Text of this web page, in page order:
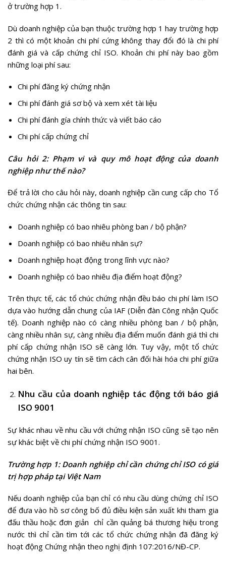
ở trường hợp 1.
Dù doanh nghiệp của bạn thuộc trường hợp 1 hay trường hợp
2 thì có một khoản chi phí cứng không thay đổi đó là chi phí
đánh giá và cấp chứng chỉ ISO. Khoản chi phí này bao gồm
những loại phí sau:
Chi phí đăng ký chứng nhận
Chi phí đánh giá sơ bộ và xem xét tài liệu
Chi phí đánh gía chính thức và viết báo cáo
Chi phí cấp chứng chỉ
Câu hỏi 2: Phạm vi và quy mô hoạt động của doanh
nghiệp như thế nào?
Để trả lời cho câu hỏi này, doanh nghiệp cần cung cấp cho Tổ
chức chứng nhận các thông tin sau:
Doanh nghiệp có bao nhiêu phòng ban / bộ phận?
Doanh nghiệp có bao nhiêu nhân sự?
Doanh nghiệp hoạt động trong lĩnh vực nào?
Doanh nghiệp có bao nhiêu địa điểm hoạt động?
Trên thực tế, các tổ chúc chứng nhận đều báo chi phí làm ISO
dựa vào hướng dẫn chung của IAF (Diễn đàn Công nhận Quốc
tế). Doanh nghiệp nào có càng nhiều phòng ban / bộ phận,
càng nhiều nhân sự, càng nhiều địa điểm muốn đánh giá thì chi
phí cấp chứng nhận ISO sẽ càng lớn. Tuy vậy, một tổ chức
chứng nhận ISO uy tín sẽ tìm cách cân đối hài hóa chi phí giữa
hai bên.
Nhu cầu của doanh nghiệp tác động tới báo giá
ISO 9001
Sự khác nhau về nhu cầu với chứng nhận ISO cũng sẽ tạo nên
sự khác biệt về chi phí chứng nhận ISO 9001.
Trường hợp 1: Doanh nghiệp chỉ cần chứng chỉ ISO có giá
trị hợp pháp tại Việt Nam
Nếu doanh nghiệp của bạn chỉ có nhu cầu dùng chứng chỉ ISO
để đưa vào hồ sơ công bố đủ điều kiện sản xuất khi tham gia
đấu thầu hoặc đơn giản chỉ cần quảng bá thương hiệu trong
nước thì chỉ cần tìm tới các tổ chức chứng nhận đã đăng ký
hoạt động Chứng nhận theo nghị định 107:2016/NĐ-CP.